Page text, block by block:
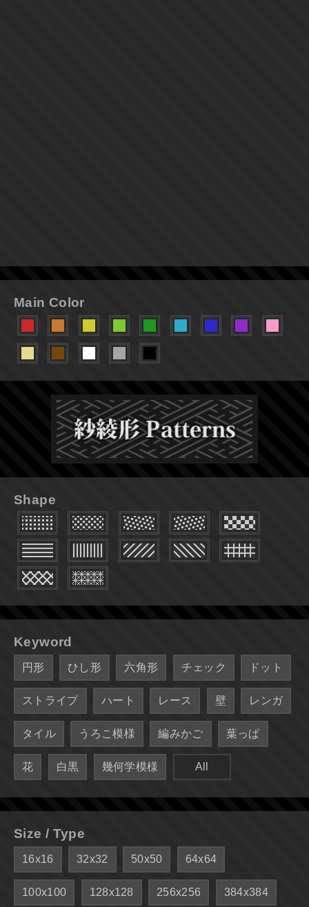
Main Color
Shape
Keyword
円形 ひし形 六角形 チェック ドット
ストライプ ハート レース 壁 レンガ
タイル うろこ模様 編みかご 葉っぱ
花 白黒 幾何学模様 All
Size / Type
16x16 32x32 50x50 64x64
100x100 128x128 256x256 384x384